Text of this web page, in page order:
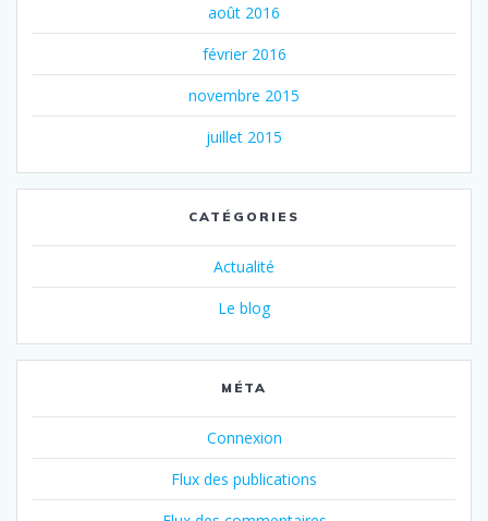
août 2016
février 2016
novembre 2015
juillet 2015
CATÉGORIES
Actualité
Le blog
MÉTA
Connexion
Flux des publications